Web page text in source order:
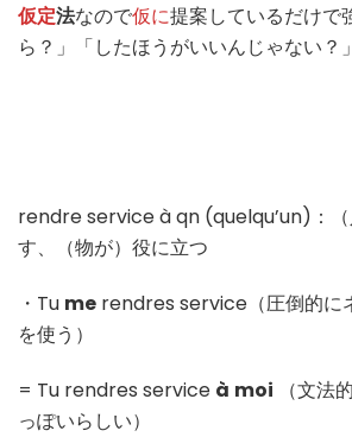
仮定法なので仮に提案しているだけで
ら？」「したほうがいいんじゃない？
rendre service à qn (quelqu’un)：（
す、（物が）役に立つ
・Tu me rendres service（圧倒的に
を使う）
= Tu rendres service à moi （文法
っぽいらしい）